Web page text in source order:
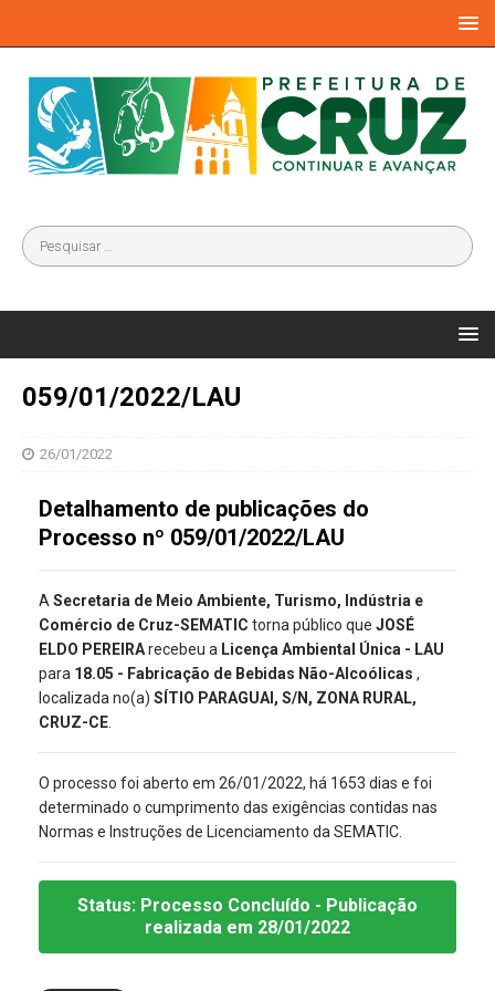
059/01/2022/LAU
26/01/2022
Detalhamento de publicações do
Processo nº 059/01/2022/LAU
A Secretaria de Meio Ambiente, Turismo, Indústria e
Comércio de Cruz-SEMATIC torna público que JOSÉ
ELDO PEREIRArecebeu a Licença Ambiental Única - LAU
para 18.05 - Fabricação de Bebidas Não-Alcoólicas ,
localizada no(a) SÍTIO PARAGUAI, S/N, ZONA RURAL,
CRUZ-CE
O processo foi aberto em 26/01/2022, há 1653 dias e foi
determinado o cumprimento das exigências contidas nas
Normas e Instruções de Licenciamento da SEMATIC.
Status: Processo Concluído - Publicação
realizada em 28/01/2022